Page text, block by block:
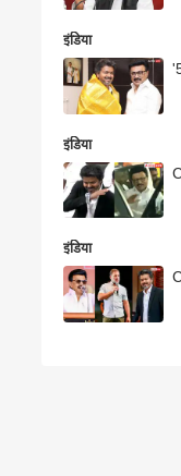
इंडिया
इंडिया
इंडिया